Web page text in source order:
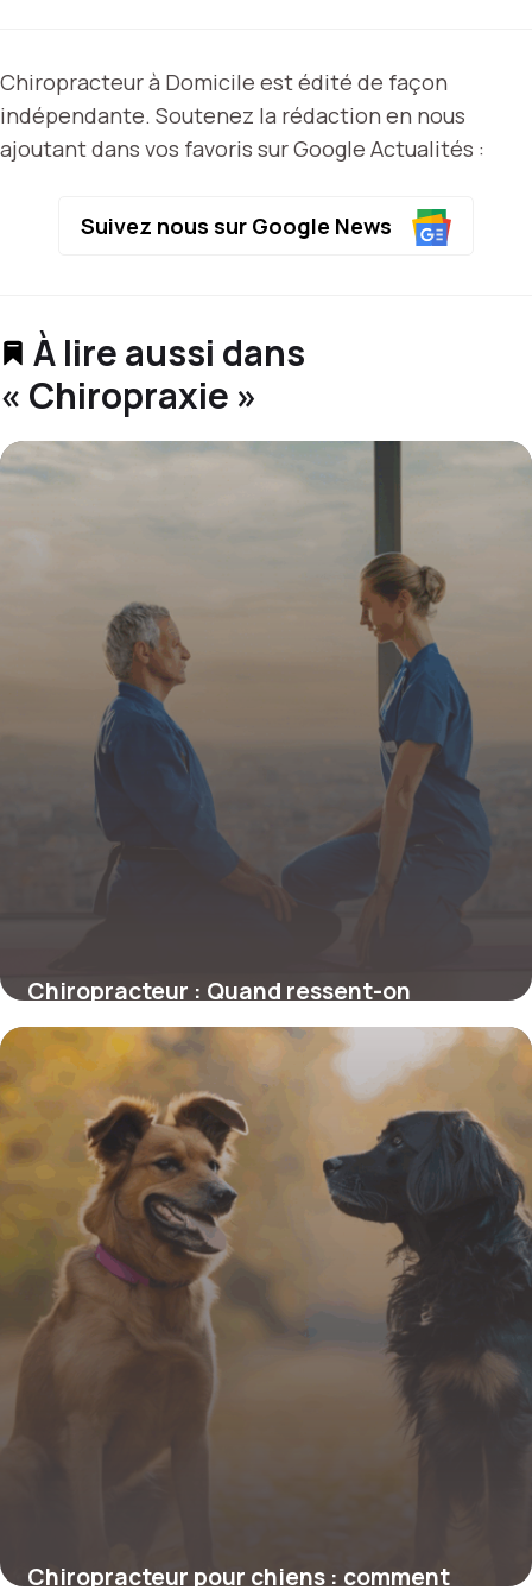
Chiropracteur à Domicile est édité de façon
indépendante. Soutenez la rédaction en nous
ajoutant dans vos favoris sur Google Actualités :
Suivez nous sur Google News
À lire aussi dans
« Chiropraxie »
Chiropracteur : Quand ressent-on
réellement les effets ?
4 juillet 2025
Chiropracteur pour chiens : comment